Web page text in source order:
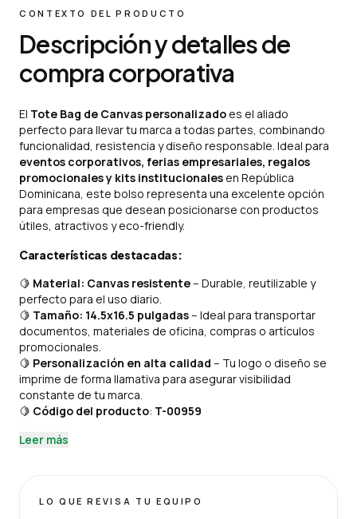
CONTEXTO DEL PRODUCTO
Descripción y detalles de
compra corporativa
El Tote Bag de Canvas personalizado es el aliado
perfecto para llevar tu marca a todas partes, combinando
funcionalidad, resistencia y diseño responsable. Ideal para
eventos corporativos, ferias empresariales, regalos
promocionales y kits institucionales en República
Dominicana, este bolso representa una excelente opción
para empresas que desean posicionarse con productos
útiles, atractivos y eco-friendly.
Características destacadas:
🍋 Material: Canvas resistente– Durable, reutilizable y
perfecto para el uso diario.
🍋 Tamaño: 14.5x16.5 pulgadas– Ideal para transportar
documentos, materiales de oficina, compras o artículos
promocionales.
🍋 Personalización en alta calidad – Tu logo o diseño se
imprime de forma llamativa para asegurar visibilidad
constante de tu marca.
🍋 Código del producto: T-00959
Leer más
LO QUE REVISA TU EQUIPO